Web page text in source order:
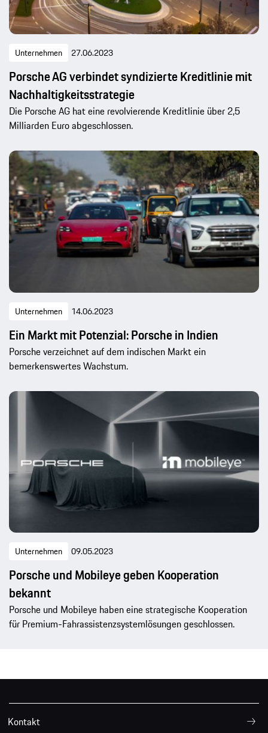
Unternehmen 27.06.2023
Porsche AG verbindet syndizierte Kreditlinie mit
Nachhaltigkeitsstrategie
Die Porsche AG hat eine revolvierende Kreditlinie über 2,5
Milliarden Euro abgeschlossen.
Unternehmen 14.06.2023
Ein Markt mit Potenzial: Porsche in Indien
Porsche verzeichnet auf dem indischen Markt ein
bemerkenswertes Wachstum.
Unternehmen 09.05.2023
Porsche und Mobileye geben Kooperation
bekannt
Porsche und Mobileye haben eine strategische Kooperation
für Premium-Fahrassistenzsystemlösungen geschlossen.
Kontakt